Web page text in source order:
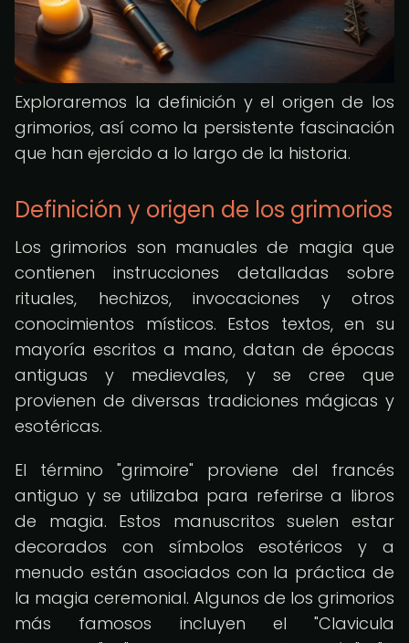
Exploraremos la definición y el origen de los
grimorios, así como la persistente fascinación
que han ejercido a lo largo de la historia.
Definición y origen de los grimorios
Los grimorios son manuales de magia que
contienen instrucciones detalladas sobre
rituales, hechizos, invocaciones y otros
conocimientos místicos. Estos textos, en su
mayoría escritos a mano, datan de épocas
antiguas y medievales, y se cree que
provienen de diversas tradiciones mágicas y
esotéricas.
El término "grimoire" proviene del francés
antiguo y se utilizaba para referirse a libros
de magia. Estos manuscritos suelen estar
decorados con símbolos esotéricos y a
menudo están asociados con la práctica de
la magia ceremonial. Algunos de los grimorios
más famosos incluyen el "Clavicula